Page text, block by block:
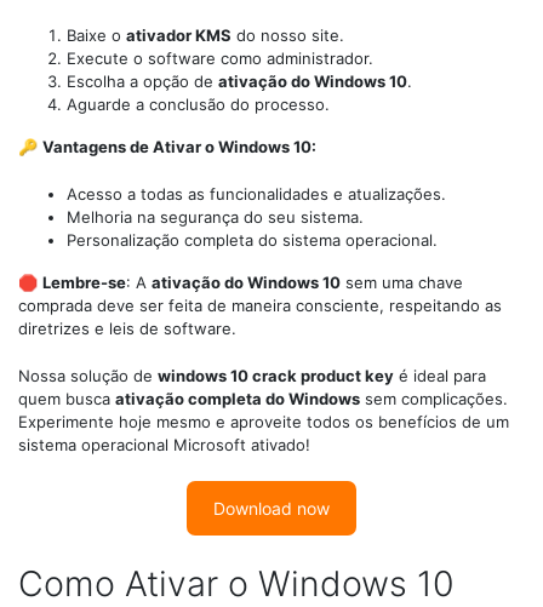
Baixe o ativador KMS do nosso site.
Execute o software como administrador.
Escolha a opção de ativação do Windows 10.
Aguarde a conclusão do processo.
🔑 Vantagens de Ativar o Windows 10:
Acesso a todas as funcionalidades e atualizações.
Melhoria na segurança do seu sistema.
Personalização completa do sistema operacional.
🛑 Lembre-se: A ativação do Windows 10 sem uma chave
comprada deve ser feita de maneira consciente, respeitando as
diretrizes e leis de software.
Nossa solução de windows 10 crack product key é ideal para
quem busca ativação completa do Windows sem complicações.
Experimente hoje mesmo e aproveite todos os benefícios de um
sistema operacional Microsoft ativado!
Download now
Como Ativar o Windows 10